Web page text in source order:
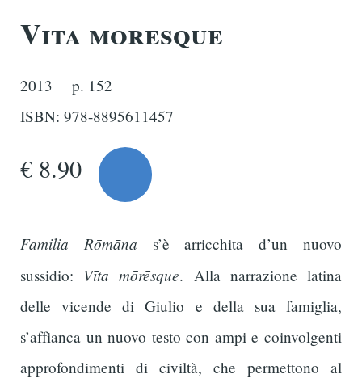
Vita moresque
2013
p. 152
ISBN: 978-8895611457
€ 8.90
Familia Rōmāna s’è arricchita d’un nuovo
sussidio: Vīta mōrēsque. Alla narrazione latina
delle vicende di Giulio e della sua famiglia,
s’affianca un nuovo testo con ampi e coinvolgenti
approfondimenti di civiltà, che permettono al